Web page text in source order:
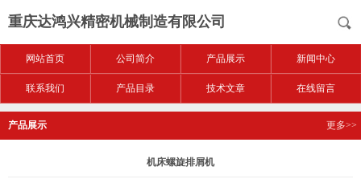
重庆达鸿兴精密机械制造有限公司
网站首页 公司简介 产品展示 新闻中心
联系我们 产品目录 技术文章 在线留言
产品展示 更多>>
机床螺旋排屑机